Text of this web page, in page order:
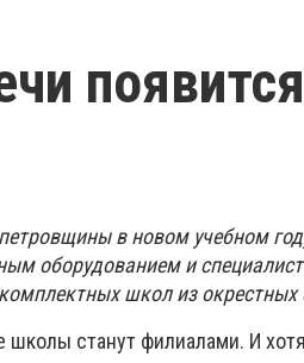
в новом учебном
оборудованием и
школ из окрестных
станут филиалами. И